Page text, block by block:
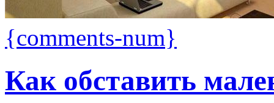
{comments-num}
Как обставить